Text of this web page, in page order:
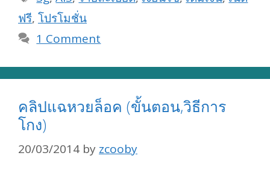
ฟรี, โปรโมชั่น
1 Comment
คลิปแฉหวยล็อค (ขั้นตอน,วิธีการ
โกง)
20/03/2014 by zcooby